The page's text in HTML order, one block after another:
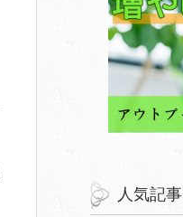
人気記事